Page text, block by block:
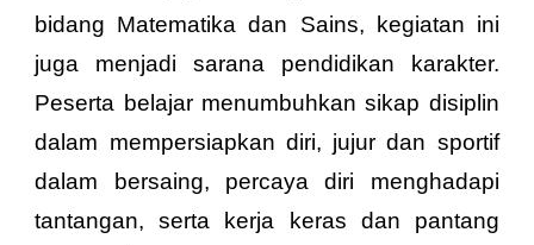
bidang Matematika dan Sains, kegiatan ini
juga menjadi sarana pendidikan karakter.
Peserta belajar menumbuhkan sikap disiplin
dalam mempersiapkan diri, jujur dan sportif
dalam bersaing, percaya diri menghadapi
tantangan, serta kerja keras dan pantang